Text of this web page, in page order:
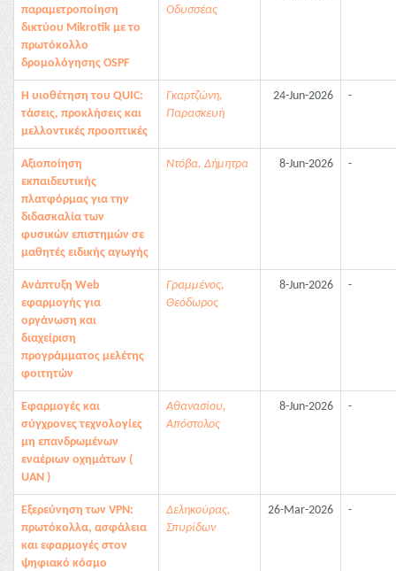
παραμετροποίηση
δικτύου Mikrotik με το
πρωτόκολλο
δρομολόγησης OSPF
Οδυσσέας
Η υιοθέτηση του QUIC:
τάσεις, προκλήσεις και
μελλοντικές προοπτικές
Γκαρτζώνη,
Παρασκευή
24-Jun-2026 -
Αξιοποίηση
εκπαιδευτικής
πλατφόρμας για την
διδασκαλία των
φυσικών επιστημών σε
μαθητές ειδικής αγωγής
Ντόβα, Δήμητρα 8-Jun-2026 -
Ανάπτυξη Web
εφαρμογής για
οργάνωση και
διαχείριση
προγράμματος μελέτης
φοιτητών
Γραμμένος,
Θεόδωρος
8-Jun-2026 -
Εφαρμογές και
σύγχρονες τεχνολογίες
μη επανδρωμένων
εναέριων οχημάτων (
UAN )
Αθανασίου,
Απόστολος
8-Jun-2026 -
Εξερεύνηση των VPN:
πρωτόκολλα, ασφάλεια
και εφαρμογές στον
ψηφιακό κόσμο
Δεληκούρας,
Σπυρίδων
26-Mar-2026 -